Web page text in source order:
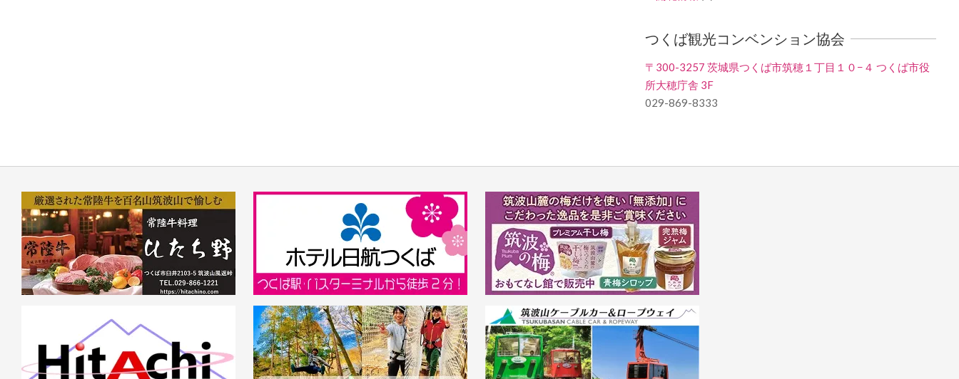
つくば観光コンベンション協会
〒300-3257 茨城県つくば市筑穂１丁目１０−４ つくば市役
所大穂庁舎 3F
029-869-8333